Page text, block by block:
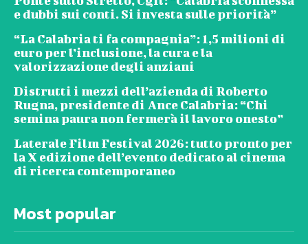
e dubbi sui conti. Si investa sulle priorità”
“La Calabria ti fa compagnia”: 1,5 milioni di
euro per l’inclusione, la cura e la
valorizzazione degli anziani
Distrutti i mezzi dell’azienda di Roberto
Rugna, presidente di Ance Calabria: “Chi
semina paura non fermerà il lavoro onesto”
Laterale Film Festival 2026: tutto pronto per
la X edizione dell’evento dedicato al cinema
di ricerca contemporaneo
Most popular